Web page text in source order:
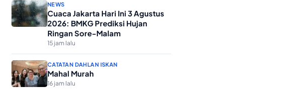
NEWS
Cuaca Jakarta Hari Ini 3 Agustus
2026: BMKG Prediksi Hujan
Ringan Sore-Malam
15 jam lalu
CATATAN DAHLAN ISKAN
Mahal Murah
16 jam lalu